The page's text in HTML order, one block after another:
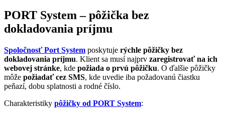
PORT System – pôžička bez
dokladovania príjmu
Spoločnosť Port System poskytuje rýchle pôžičky bez
dokladovania príjmu. Klient sa musí najprv zaregistrovať na ich
webovej stránke, kde požiada o prvú pôžičku. O ďalšie pôžičky
môže požiadať cez SMS, kde uvedie iba požadovanú čiastku
peňazí, dobu splatnosti a rodné číslo.
Charakteristiky pôžičky od PORT System: